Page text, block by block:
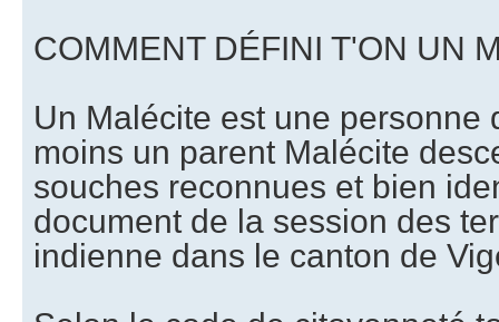
COMMENT DÉFINI T'ON UN
Un Malécite est une personne
moins un parent Malécite
souches reconnues et bien
document de la session des
indienne dans le canton de